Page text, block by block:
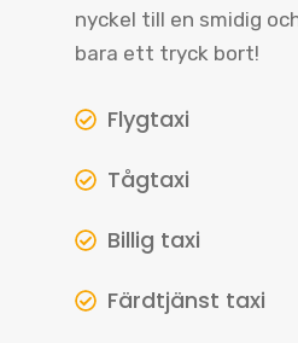
nyckel till en smidig
bara ett tryck bort!
Flygtaxi
Tågtaxi
Billig taxi
Färdtjänst taxi